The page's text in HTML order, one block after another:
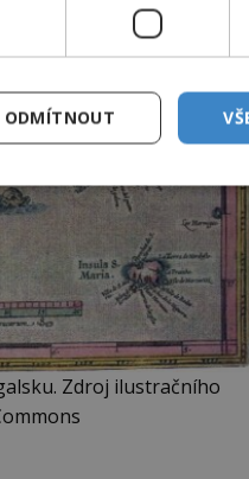
Zdroj ilustračního
ODMÍTNOUT